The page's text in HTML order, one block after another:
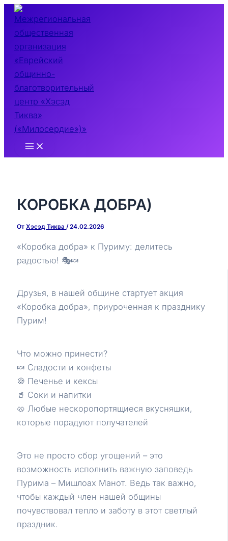
Перейти
содержимому
Main
КОРОБКА ДОБРА)
ОтХэсэд Тиква/24.02.2026
«Коробка добра» к Пуриму: делитесь
радостью! 🎭🍬
Друзья, в нашей общине стартует акция
«Коробка добра», приуроченная к празднику
Пурим!
Что можно принести?
🍬 Сладости и конфеты
🍪 Печенье и кексы
🥤 Соки и напитки
🥨 Любые нескоропортящиеся вкусняшки,
которые порадуют получателей
Это не просто сбор угощений – это
возможность исполнить важную заповедь
Пурима – Мишлоах Манот. Ведь так важно,
чтобы каждый член нашей общины
почувствовал тепло и заботу в этот светлый
праздник.